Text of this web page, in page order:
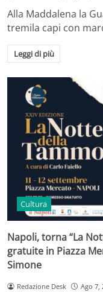
Alla Maddalena la
tremila capi con
Leggi di più
Cultura
Napoli, torna “La
gratuite in Piazza
Simone
Redazione Desk Ago 7,